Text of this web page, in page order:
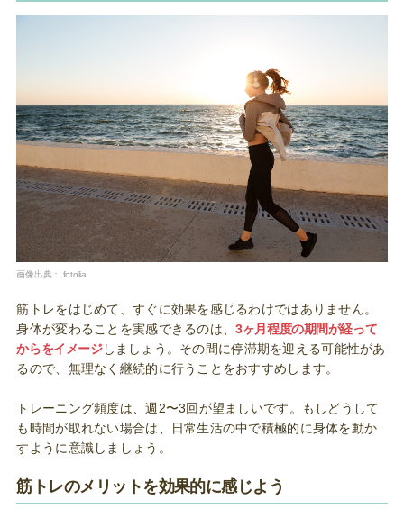
画像出典： fotolia
筋トレをはじめて、すぐに効果を感じるわけではありません。
身体が変わることを実感できるのは、3ヶ月程度の期間が経って
からをイメージしましょう。その間に停滞期を迎える可能性があ
るので、無理なく継続的に行うことをおすすめします。
トレーニング頻度は、週2〜3回が望ましいです。もしどうして
も時間が取れない場合は、日常生活の中で積極的に身体を動か
すように意識しましょう。
筋トレのメリットを効果的に感じよう